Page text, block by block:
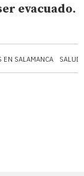
EN SALAMANCA SALUD
evacuado.